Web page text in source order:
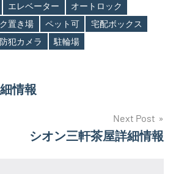
エレベーター
オートロック
置き場 ペット可
宅配ボックス
防犯カメラ 駐輪場
情報
Next Post
シオン三軒茶屋詳細情報